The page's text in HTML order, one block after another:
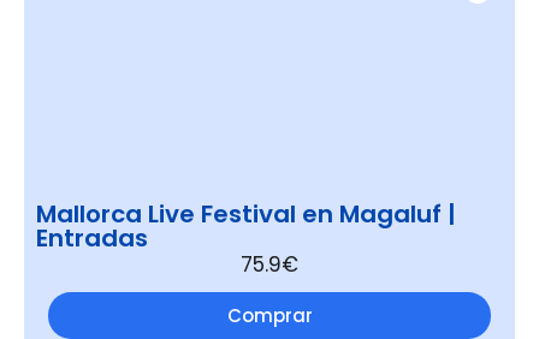
Mallorca Live Festival en Magaluf |
Entradas
75.9€
Comprar